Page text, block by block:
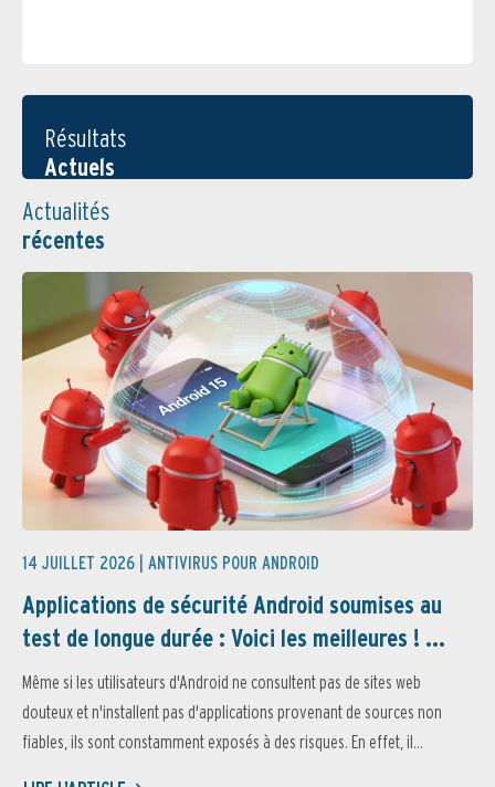
Résultats
Actuels
Actualités
récentes
14 JUILLET 2026 | ANTIVIRUS POUR ANDROID
Applications de sécurité Android soumises au
test de longue durée : Voici les meilleures ! ...
Même si les utilisateurs d'Android ne consultent pas de sites web
douteux et n'installent pas d'applications provenant de sources non
fiables, ils sont constamment exposés à des risques. En effet, il...